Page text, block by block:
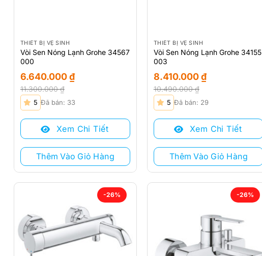
THIẾT BỊ VỆ SINH
Vòi Sen Nóng Lạnh Grohe 34567
000
11.300.000₫
Giá
gốc
là:
11.300.000 ₫.
6.640.000₫
Giá
hiện
tại
6.640.000 ₫.
5 Đã bán: 33
Xem Chi Tiết
Thêm Vào Giỏ Hàng
THIẾT BỊ VỆ SINH
Vòi Sen Nóng Lạnh Grohe 34155
003
10.490.000₫
Giá
gốc
là:
10.490.000 ₫.
8.410.000₫
Giá
hiện
tại
8.410.000 ₫.
5 Đã bán: 29
Xem Chi Tiết
Thêm Vào Giỏ Hàng
-26% -26%